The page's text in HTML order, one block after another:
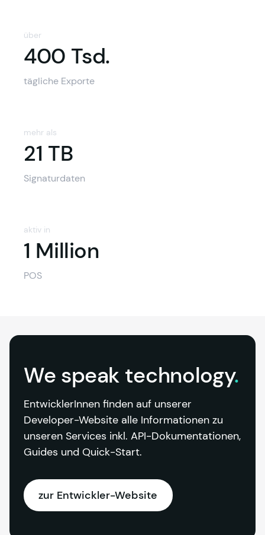
über
400 Tsd.
tägliche Exporte
mehr als
21 TB21 TB
Signaturdaten
aktiv in
1 Million
POS
We speak technology.
EntwicklerInnen finden auf unserer
Developer-Website alle Informationen zu
unseren Services inkl. API-Dokumentationen,
Guides und Quick-Start.
zur Entwickler-Website